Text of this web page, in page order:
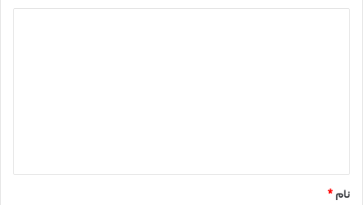
نام*